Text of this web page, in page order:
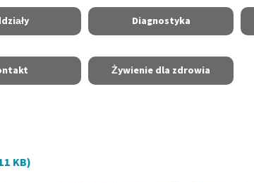
Diagnostyka
Żywienie dla zdrowia
KB)